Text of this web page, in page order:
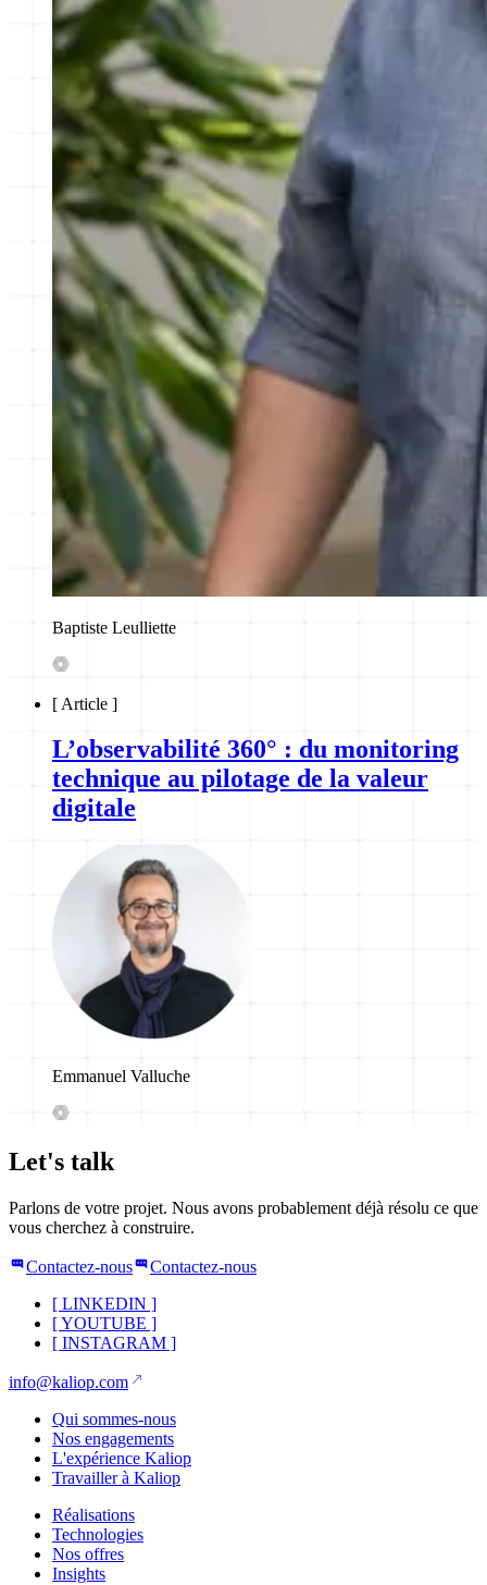
Baptiste Leulliette
[ Article ]
L’observabilité 360° : du monitoring
technique au pilotage de la valeur
digitale
Emmanuel Valluche
Let's talk
Parlons de votre projet. Nous avons probablement déjà résolu ce que
vous cherchez à construire.
Contactez-nous
Contactez-nous
[ LINKEDIN ]
[YOUTUBE ]
[ INSTAGRAM ]
info@kaliop.com
Qui sommes-nous
Nos engagements
L'expérience Kaliop
Travailler à Kaliop
Réalisations
Technologies
Nos offres
Insights